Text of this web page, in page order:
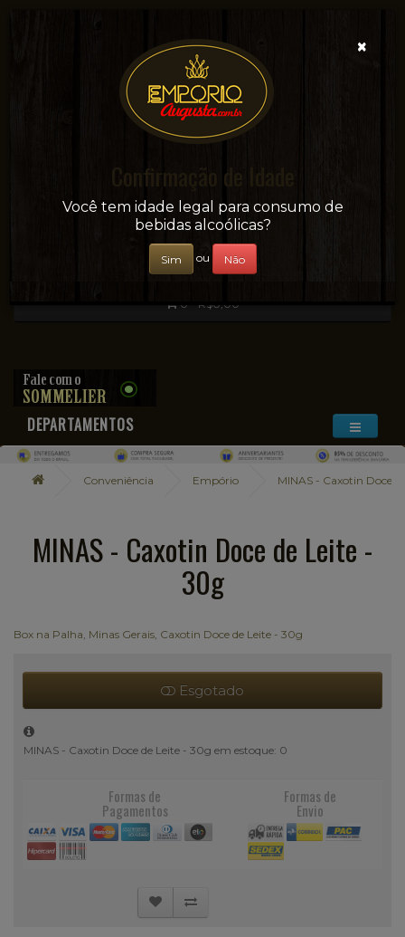
Sua conveniência e adega on-line!
0 - R$0,00
DEPARTAMENTOS
Conveniência Empório MINAS - Caxotin Doce
MINAS - Caxotin Doce de Leite -
30g
Box na Palha Minas Gerais Caxotin Doce de Leite - 30g
Esgotado
MINAS - Caxotin Doce de Leite - 30g em estoque: 0
Formas de
Pagamentos
Formas de
Envio
×
Confirmação de Idade
Você tem idade legal para consumo de
bebidas alcoólicas?
Sim ou Não